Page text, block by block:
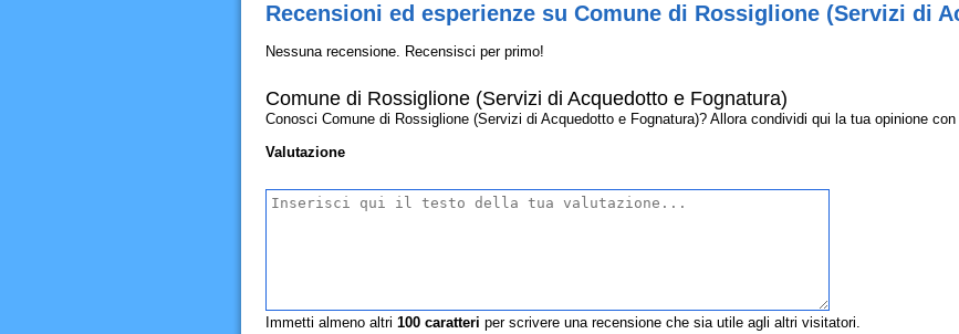
Recensioni ed esperienze su Comune di Rossiglione (Servizi di
Nessuna recensione. Recensisci per primo!
Comune di Rossiglione (Servizi di Acquedotto e Fognatura)
Conosci Comune di Rossiglione (Servizi di Acquedotto e Fognatura)? Allora condividi qui la tua opinione
Valutazione
Immetti almeno altri 100caratteri per scrivere una recensione che sia utile agli altri visitatori.